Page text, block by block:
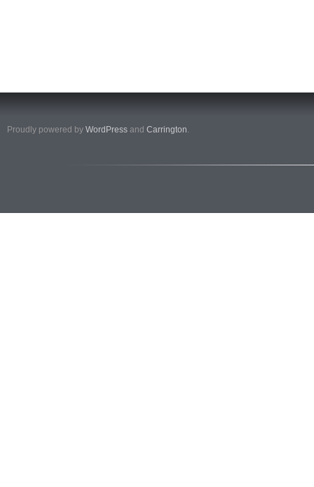
Proudly powered by WordPress and Carrington.